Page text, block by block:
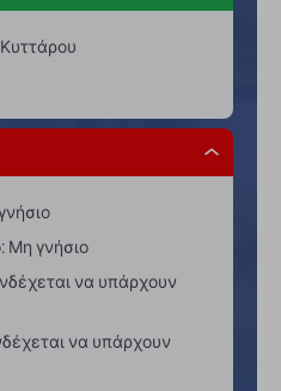
Μη γνήσιο
να υπάρχουν
να υπάρχουν